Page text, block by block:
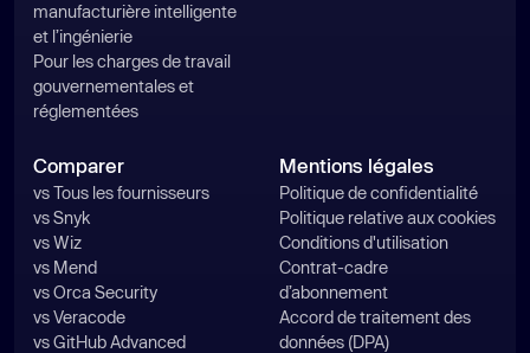
manufacturière intelligente
et l’ingénierie
Pour les charges de travail
gouvernementales et
réglementées
Comparer
vs Tous les fournisseurs
vs Snyk
vs Wiz
vs Mend
vs Orca Security
vs Veracode
vs GitHub Advanced
Mentions légales
Politique de confidentialité
Politique relative aux cookies
Conditions d'utilisation
Contrat-cadre
d’abonnement
Accord de traitement des
données (DPA)